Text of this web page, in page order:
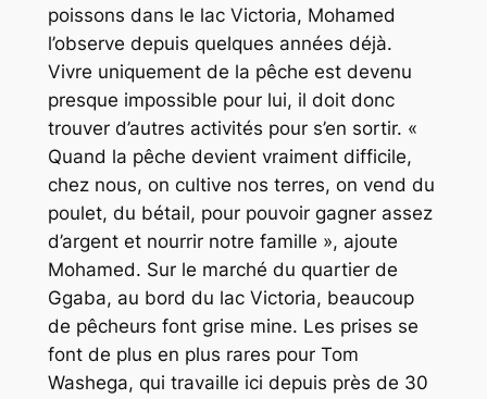
poissons dans le lac Victoria, Mohamed
l’observe depuis quelques années déjà.
Vivre uniquement de la pêche est devenu
presque impossible pour lui, il doit donc
trouver d’autres activités pour s’en sortir. «
Quand la pêche devient vraiment difficile,
chez nous, on cultive nos terres, on vend du
poulet, du bétail, pour pouvoir gagner assez
d’argent et nourrir notre famille », ajoute
Mohamed. Sur le marché du quartier de
Ggaba, au bord du lac Victoria, beaucoup
de pêcheurs font grise mine. Les prises se
font de plus en plus rares pour Tom
Washega, qui travaille ici depuis près de 30